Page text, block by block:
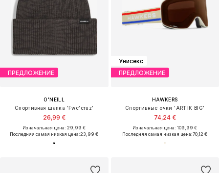
ПРЕДЛОЖЕНИЕ
O'NEILL
Спортивная шапка 'Fwc'cruz'
26,99 €
Изначальная цена: 29,99 €
Последняя самая низкая цена:23,99 €
Унисекс
ПРЕДЛОЖЕНИЕ
HAWKERS
Спортивные очки 'ARTIK BIG'
74,24 €
Изначальная цена: 109,99 €
Последняя самая низкая цена:70,12 €